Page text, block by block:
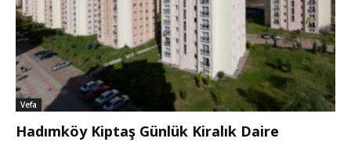
Vefa
Hadımköy Kiptaş Günlük Kiralık Daire